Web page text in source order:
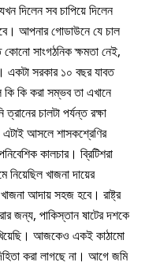
দিলেন সব চাপিয়ে দিলেন
আপনার গোডাউনে যে চাল
সাংগঠনিক ক্ষমতা নেই,
একটা সরকার ১০ বছর যাবত
কি করা সম্ভব তা এখানে
চালটা পর্যন্ত রক্ষা
আসলে শাসকশ্রেণির
কালচার। ব্রিটিশরা
খাজনা দায়ের
আদায় সহজ হবে। রাষ্ট্র
জন্য, পাকিস্তান ষাটের দশকে
আজকেও একই কাঠামো
করা লাগছে না। আগে জমি